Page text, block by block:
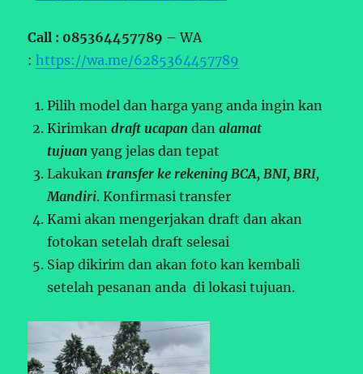
Call : 085364457789 –WA
:https://wa.me/6285364457789
Pilih model dan harga yang anda ingin kan
Kirimkandraft ucapan danalamat
tujuan yang jelas dan tepat
Lakukan transfer ke rekening BCA, BNI, BRI,
Mandiri. Konfirmasi transfer
Kami akan mengerjakan draft dan akan
fotokan setelah draft selesai
Siap dikirim dan akan foto kan kembali
setelah pesanan anda di lokasi tujuan.